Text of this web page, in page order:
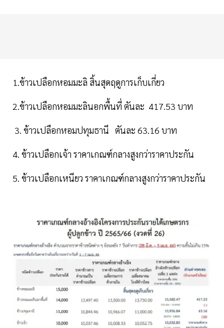
1.ข้าวเปลือกหอมมะลิ สิ้นสุดฤดูการเก็บเกี่ยว
2.ข้าวเปลือกหอมมะลินอกพื้นที่ ตันละ 417.53 บาท
3. ข้าวเปลือกหอมปทุมธานี ตันละ 63.16 บาท
4. ข้าวเปลือกเจ้า ราคาเกณฑ์กลางสูงกว่าราคาประกัน
5. ข้าวเปลือกเหนียว ราคาเกณฑ์กลางสูงกว่าราคาประกัน